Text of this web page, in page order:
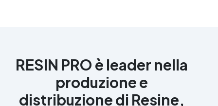
RESIN PRO è leader nella
produzione e
distribuzione di Resine,